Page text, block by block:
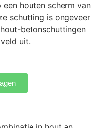
houten scherm van
schutting is ongeveer
betonschuttingen
uit.